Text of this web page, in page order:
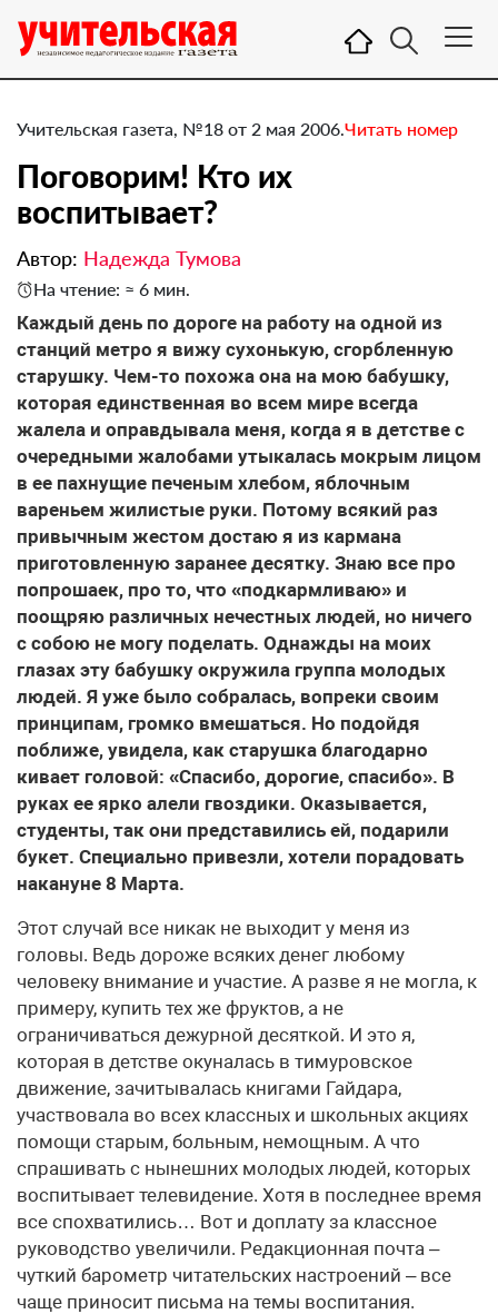
Учительская газета, №18 от 2 мая 2006.Читать номер
Поговорим! Кто их
воспитывает?
Автор: Надежда Тумова
На чтение: ≈ 6 мин.
Каждый день по дороге на работу на одной из
станций метро я вижу сухонькую, сгорбленную
старушку. Чем-то похожа она на мою бабушку,
которая единственная во всем мире всегда
жалела и оправдывала меня, когда я в детстве с
очередными жалобами утыкалась мокрым лицом
в ее пахнущие печеным хлебом, яблочным
вареньем жилистые руки. Потому всякий раз
привычным жестом достаю я из кармана
приготовленную заранее десятку. Знаю все про
попрошаек, про то, что «подкармливаю» и
поощряю различных нечестных людей, но ничего
с собою не могу поделать. Однажды на моих
глазах эту бабушку окружила группа молодых
людей. Я уже было собралась, вопреки своим
принципам, громко вмешаться. Но подойдя
поближе, увидела, как старушка благодарно
кивает головой: «Спасибо, дорогие, спасибо». В
руках ее ярко алели гвоздики. Оказывается,
студенты, так они представились ей, подарили
букет. Специально привезли, хотели порадовать
накануне 8 Марта.
Этот случай все никак не выходит у меня из
головы. Ведь дороже всяких денег любому
человеку внимание и участие. А разве я не могла, к
примеру, купить тех же фруктов, а не
ограничиваться дежурной десяткой. И это я,
которая в детстве окуналась в тимуровское
движение, зачитывалась книгами Гайдара,
участвовала во всех классных и школьных акциях
помощи старым, больным, немощным. А что
спрашивать с нынешних молодых людей, которых
воспитывает телевидение. Хотя в последнее время
все спохватились… Вот и доплату за классное
руководство увеличили. Редакционная почта –
чуткий барометр читательских настроений – все
чаще приносит письма на темы воспитания.